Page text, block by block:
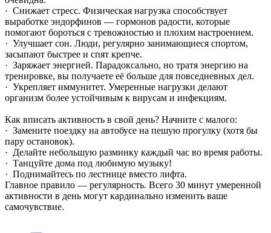
· Снижает стресс. Физическая нагрузка способствует
выработке эндорфинов — гормонов радости, которые
помогают бороться с тревожностью и плохим настроением.
· Улучшает сон. Люди, регулярно занимающиеся спортом,
засыпают быстрее и спят крепче.
· Заряжает энергией. Парадоксально, но тратя энергию на
тренировке, вы получаете её больше для повседневных дел.
· Укрепляет иммунитет. Умеренные нагрузки делают
организм более устойчивым к вирусам и инфекциям.
Как вписать активность в свой день? Начните с малого:
· Замените поездку на автобусе на пешую прогулку (хотя бы
пару остановок).
· Делайте небольшую разминку каждый час во время работы.
· Танцуйте дома под любимую музыку!
· Поднимайтесь по лестнице вместо лифта.
Главное правило — регулярность. Всего 30 минут умеренной
активности в день могут кардинально изменить ваше
самочувствие.